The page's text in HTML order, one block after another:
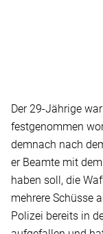
Der 29-Jährige
festgenommen
demnach nach
er Beamte mit
haben soll, die
mehrere Schüsse
Polizei bereits in